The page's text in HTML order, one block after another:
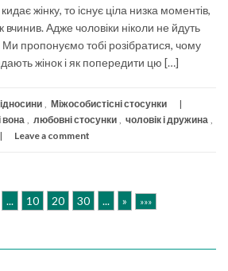
жінку, то існує ціла низка моментів,
вчинив. Адже чоловіки ніколи не йдуть
Ми пропонуємо тобі розібратися, чому
жінок і як попередити цю […]
Міжособистісні стосунки
вона любовні стосунки чоловік і дружина
Leave a comment
... 10 20 30 ... » »»»